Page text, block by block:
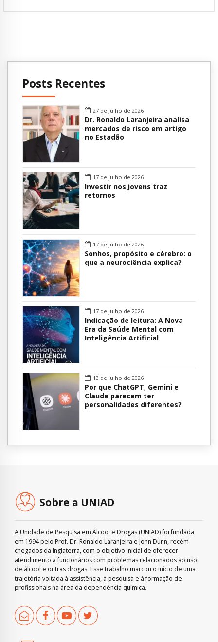
Posts Recentes
27 de julho de 2026
Dr. Ronaldo Laranjeira analisa
mercados de risco em artigo
no Estadão
17 de julho de 2026
Investir nos jovens traz
retornos
17 de julho de 2026
Sonhos, propósito e cérebro: o
que a neurociência explica?
17 de julho de 2026
Indicação de leitura: A Nova
Era da Saúde Mental com
Inteligência Artificial
13 de julho de 2026
Por que ChatGPT, Gemini e
Claude parecem ter
personalidades diferentes?
Sobre a UNIAD
A Unidade de Pesquisa em Álcool e Drogas (UNIAD) foi fundada
em 1994 pelo Prof. Dr. Ronaldo Laranjeira e John Dunn, recém-
chegados da Inglaterra, com o objetivo inicial de oferecer
atendimento a funcionários com problemas relacionados ao uso
de álcool e outras drogas. Esse trabalho marcou o início de uma
trajetória voltada à assistência, à pesquisa e à formação de
profissionais na área da dependência química.